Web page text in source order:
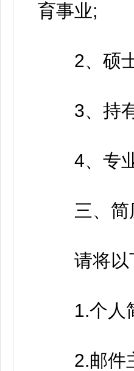
育事业;
2、硕士
3、持有
4、专业
三、简
请将以下
1.个人简
2.邮件主